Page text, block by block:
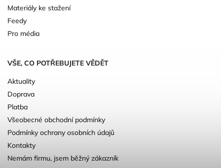
Materiály ke stažení
Feedy
Pro média
VŠE, CO POTŘEBUJETE VĚDĚT
Aktuality
Doprava
Platba
Všeobecné obchodní podmínky
Podmínky ochrany osobních údajů
Kontakty
Nemám firmu, jsem běžný zákazník